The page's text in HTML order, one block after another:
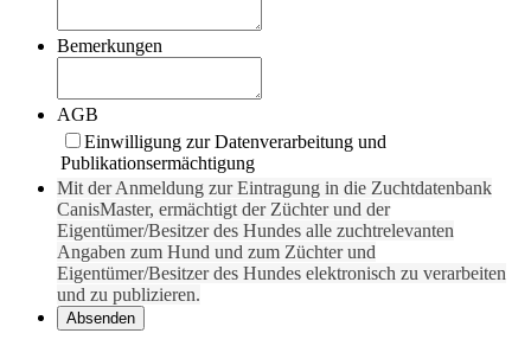
Bemerkungen
AGB
Einwilligung zur Datenverarbeitung und
Publikationsermächtigung
Mit der Anmeldung zur Eintragung in die Zuchtdatenbank
CanisMaster, ermächtigt der Züchter und der
Eigentümer/Besitzer des Hundes alle zuchtrelevanten
Angaben zum Hund und zum Züchter und
Eigentümer/Besitzer des Hundes elektronisch zu verarbeiten
und zu publizieren.